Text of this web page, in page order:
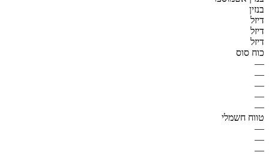
בנזין
דיזל
דיזל
דיזל
כוח סוס
—
—
—
—
—
טווח חשמלי
—
—
—